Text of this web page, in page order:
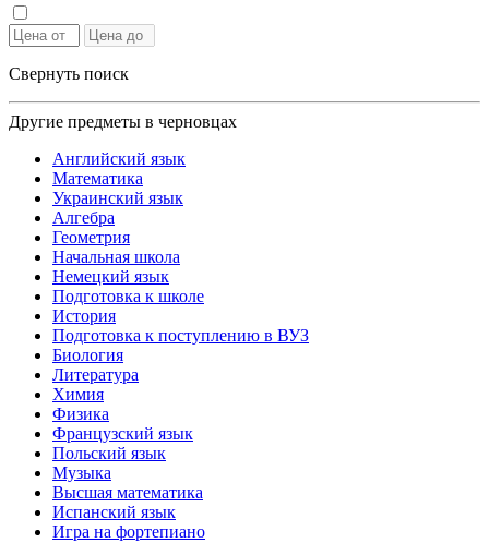
Свернуть поиск
Другие предметы в черновцах
Английский язык
Математика
Украинский язык
Алгебра
Геометрия
Начальная школа
Немецкий язык
Подготовка к школе
История
Подготовка к поступлению в ВУЗ
Биология
Литература
Химия
Физика
Французский язык
Польский язык
Музыка
Высшая математика
Испанский язык
Игра на фортепиано